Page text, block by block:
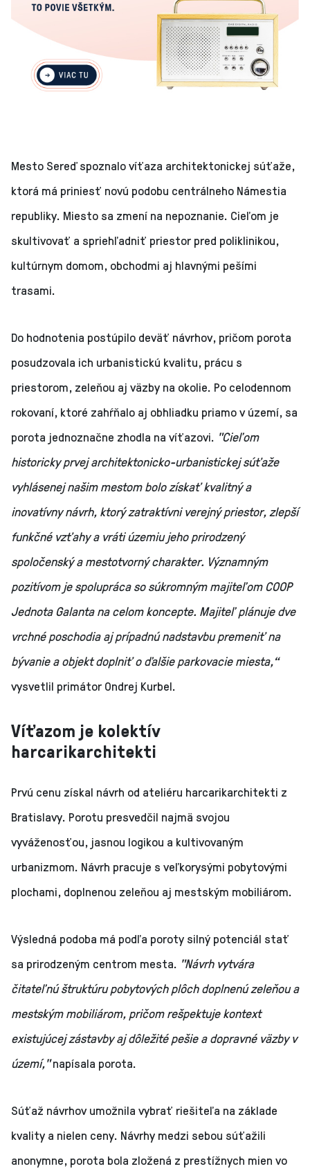
Mesto Sereď spoznalo víťaza architektonickej súťaže,
ktorá má priniesť novú podobu centrálneho Námestia
republiky. Miesto sa zmení na nepoznanie. Cieľom je
skultivovať a spriehľadniť priestor pred poliklinikou,
kultúrnym domom, obchodmi aj hlavnými pešími
trasami.
Do hodnotenia postúpilo deväť návrhov, pričom porota
posudzovala ich urbanistickú kvalitu, prácu s
priestorom, zeleňou aj väzby na okolie. Po celodennom
rokovaní, ktoré zahŕňalo aj obhliadku priamo v území, sa
porota jednoznačne zhodla na víťazovi. "Cieľom
historicky prvej architektonicko-urbanistickej súťaže
vyhlásenej našim mestom bolo získať kvalitný a
inovatívny návrh, ktorý zatraktívni verejný priestor, zlepší
funkčné vzťahy a vráti územiu jeho prirodzený
spoločenský a mestotvorný charakter. Významným
pozitívom je spolupráca so súkromným majiteľom COOP
Jednota Galanta na celom koncepte. Majiteľ plánuje dve
vrchné poschodia aj prípadnú nadstavbu premeniť na
bývanie a objekt doplniť o ďalšie parkovacie miesta,“
vysvetlil primátor Ondrej Kurbel.
Víťazom je kolektív
harcarikarchitekti
Prvú cenu získal návrh od ateliéru harcarikarchitekti z
Bratislavy. Porotu presvedčil najmä svojou
vyváženosťou, jasnou logikou a kultivovaným
urbanizmom. Návrh pracuje s veľkorysými pobytovými
plochami, doplnenou zeleňou aj mestským mobiliárom.
Výsledná podoba má podľa poroty silný potenciál stať
sa prirodzeným centrom mesta. "Návrh vytvára
čitateľnú štruktúru pobytových plôch doplnenú zeleňou a
mestským mobiliárom, pričom rešpektuje kontext
existujúcej zástavby aj dôležité pešie a dopravné väzby v
území,"napísala porota.
Súťaž návrhov umožnila vybrať riešiteľa na základe
kvality a nielen ceny. Návrhy medzi sebou súťažili
anonymne, porota bola zložená z prestížnych mien vo